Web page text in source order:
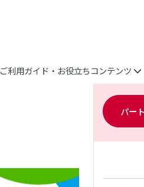
ご利用ガイド・お役立ちコンテンツ
パー